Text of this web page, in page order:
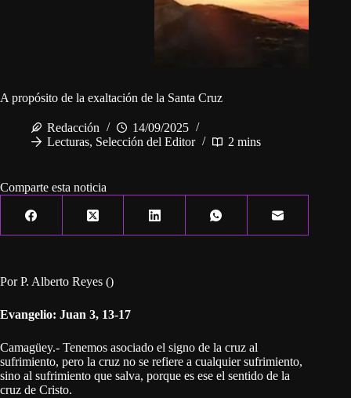
A propósito de la exaltación de la Santa Cruz
Redacción
14/09/2025
Lecturas, Selección del Editor 2 mins
Comparte esta noticia
Por P. Alberto Reyes ()
Evangelio: Juan 3, 13-17
Camagüey.- Tenemos asociado el signo de la cruz al
sufrimiento, pero la cruz no se refiere a cualquier sufrimiento,
sino al sufrimiento que salva, porque es ese el sentido de la
cruz de Cristo.